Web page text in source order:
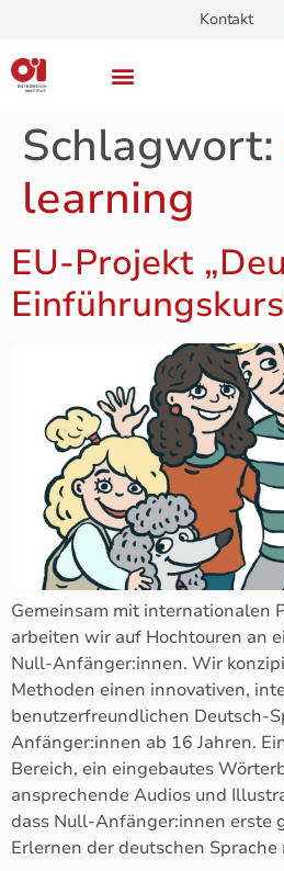
Kontakt
Schlagwort:
learning
EU-Projekt
Gemeinsam mit internationalen
arbeiten wir auf Hochtouren an
Null-Anfänger:innen. Wir
Methoden einen innovativen,
benutzerfreundlichen Deutsch-
Anfänger:innen ab 16 Jahren.
Bereich, ein eingebautes
ansprechende Audios und
dass Null-Anfänger:innen erste
Erlernen der deutschen Sprache